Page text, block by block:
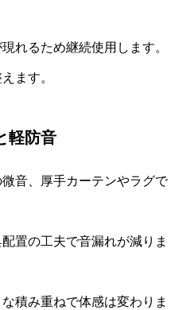
れるため継続使用します。
ます。
軽防音
音、厚手カーテンやラグで
置の工夫で音漏れが減りま
積み重ねで体感は変わりま